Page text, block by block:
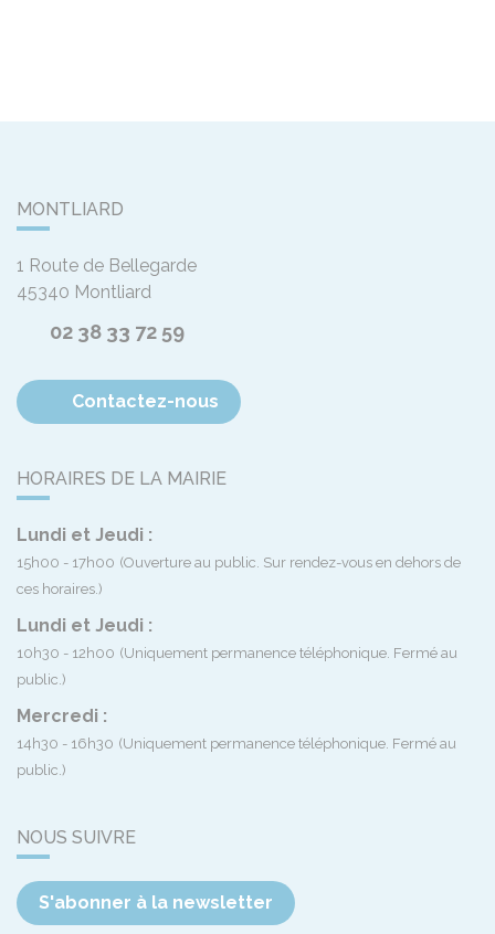
MONTLIARD
1 Route de Bellegarde
45340 Montliard
02 38 33 72 59
Contactez-nous
HORAIRES DE LA MAIRIE
Lundi et Jeudi :
15h00 - 17h00 (Ouverture au public. Sur rendez-vous en dehors de
ces horaires.)
Lundi et Jeudi :
10h30 - 12h00 (Uniquement permanence téléphonique. Fermé au
public.)
Mercredi :
14h30 - 16h30 (Uniquement permanence téléphonique. Fermé au
public.)
NOUS SUIVRE
S'abonner à la newsletter